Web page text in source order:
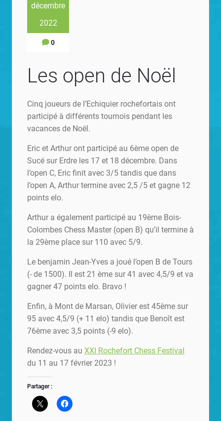
décembre
2022
0
Les open de Noël
Cinq joueurs de l’Echiquier rochefortais ont
participé à différents tournois pendant les
vacances de Noël.
Eric et Arthur ont participé au 6ème open de
Sucé sur Erdre les 17 et 18 décembre. Dans
l’open C, Eric finit avec 3/5 tandis que dans
l’open A, Arthur termine avec 2,5 /5 et gagne 12
points elo.
Arthur a également participé au 19ème Bois-
Colombes Chess Master (open B) qu’il termine à
la 29ème place sur 110 avec 5/9.
Le benjamin Jean-Yves a joué l’open B de Tours
(- de 1500). Il est 21 ème sur 41 avec 4,5/9 et va
gagner 47 points elo. Bravo !
Enfin, à Mont de Marsan, Olivier est 45ème sur
95 avec 4,5/9 (+ 11 elo) tandis que Benoît est
76ème avec 3,5 points (-9 elo).
Rendez-vous au XXI Rochefort Chess Festival
du 11 au 17 février 2023 !
Partager :